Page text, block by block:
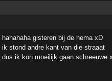
hahahaha gisteren bij de hema xD
ik stond andre kant van die straaat
dus ik kon moeilijk gaan schreeuwe